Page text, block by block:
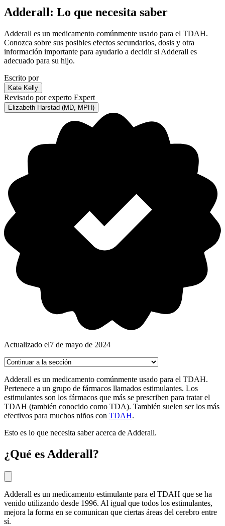
Adderall: Lo que necesita saber
Adderall es un medicamento comúnmente usado para el TDAH.
Conozca sobre sus posibles efectos secundarios, dosis y otra
información importante para ayudarlo a decidir si Adderall es
adecuado para su hijo.
Escrito por
Kate Kelly
Revisado por experto Expert
Elizabeth Harstad (MD, MPH)
Actualizado el7 de mayo de 2024
Adderall es un medicamento comúnmente usado para el TDAH.
Pertenece a un grupo de fármacos llamados estimulantes. Los
estimulantes son los fármacos que más se prescriben para tratar el
TDAH (también conocido como TDA). También suelen ser los más
efectivos para muchos niños con TDAH.
Esto es lo que necesita saber acerca de Adderall.
¿Qué es Adderall?
Adderall es un medicamento estimulante para el TDAH que se ha
venido utilizando desde 1996. Al igual que todos los estimulantes,
mejora la forma en se comunican que ciertas áreas del cerebro entre
sí.